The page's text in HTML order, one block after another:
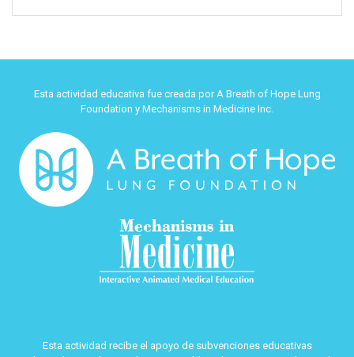
Esta actividad educativa fue creada por A Breath of Hope Lung
Foundation y Mechanisms in Medicine Inc.
Esta actividad recibe el apoyo de subvenciones educativas